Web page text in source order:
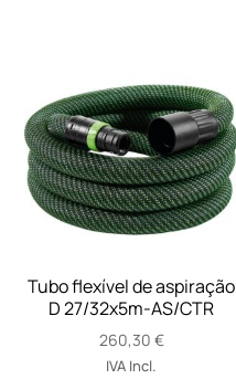
Tubo flexível de aspiração
D 27/32x5m-AS/CTR
260,30 €
IVA Incl.